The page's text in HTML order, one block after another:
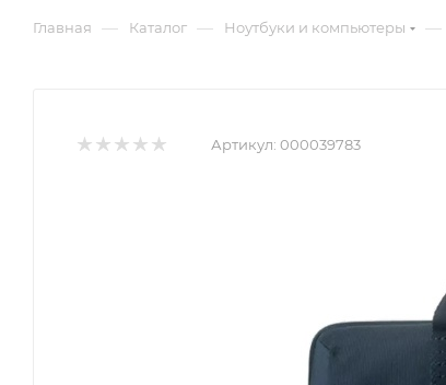
Главная — Каталог — Ноутбуки и компьютеры —
Артикул: 000039783